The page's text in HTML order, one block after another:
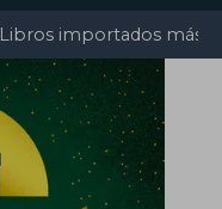
Libros importados más